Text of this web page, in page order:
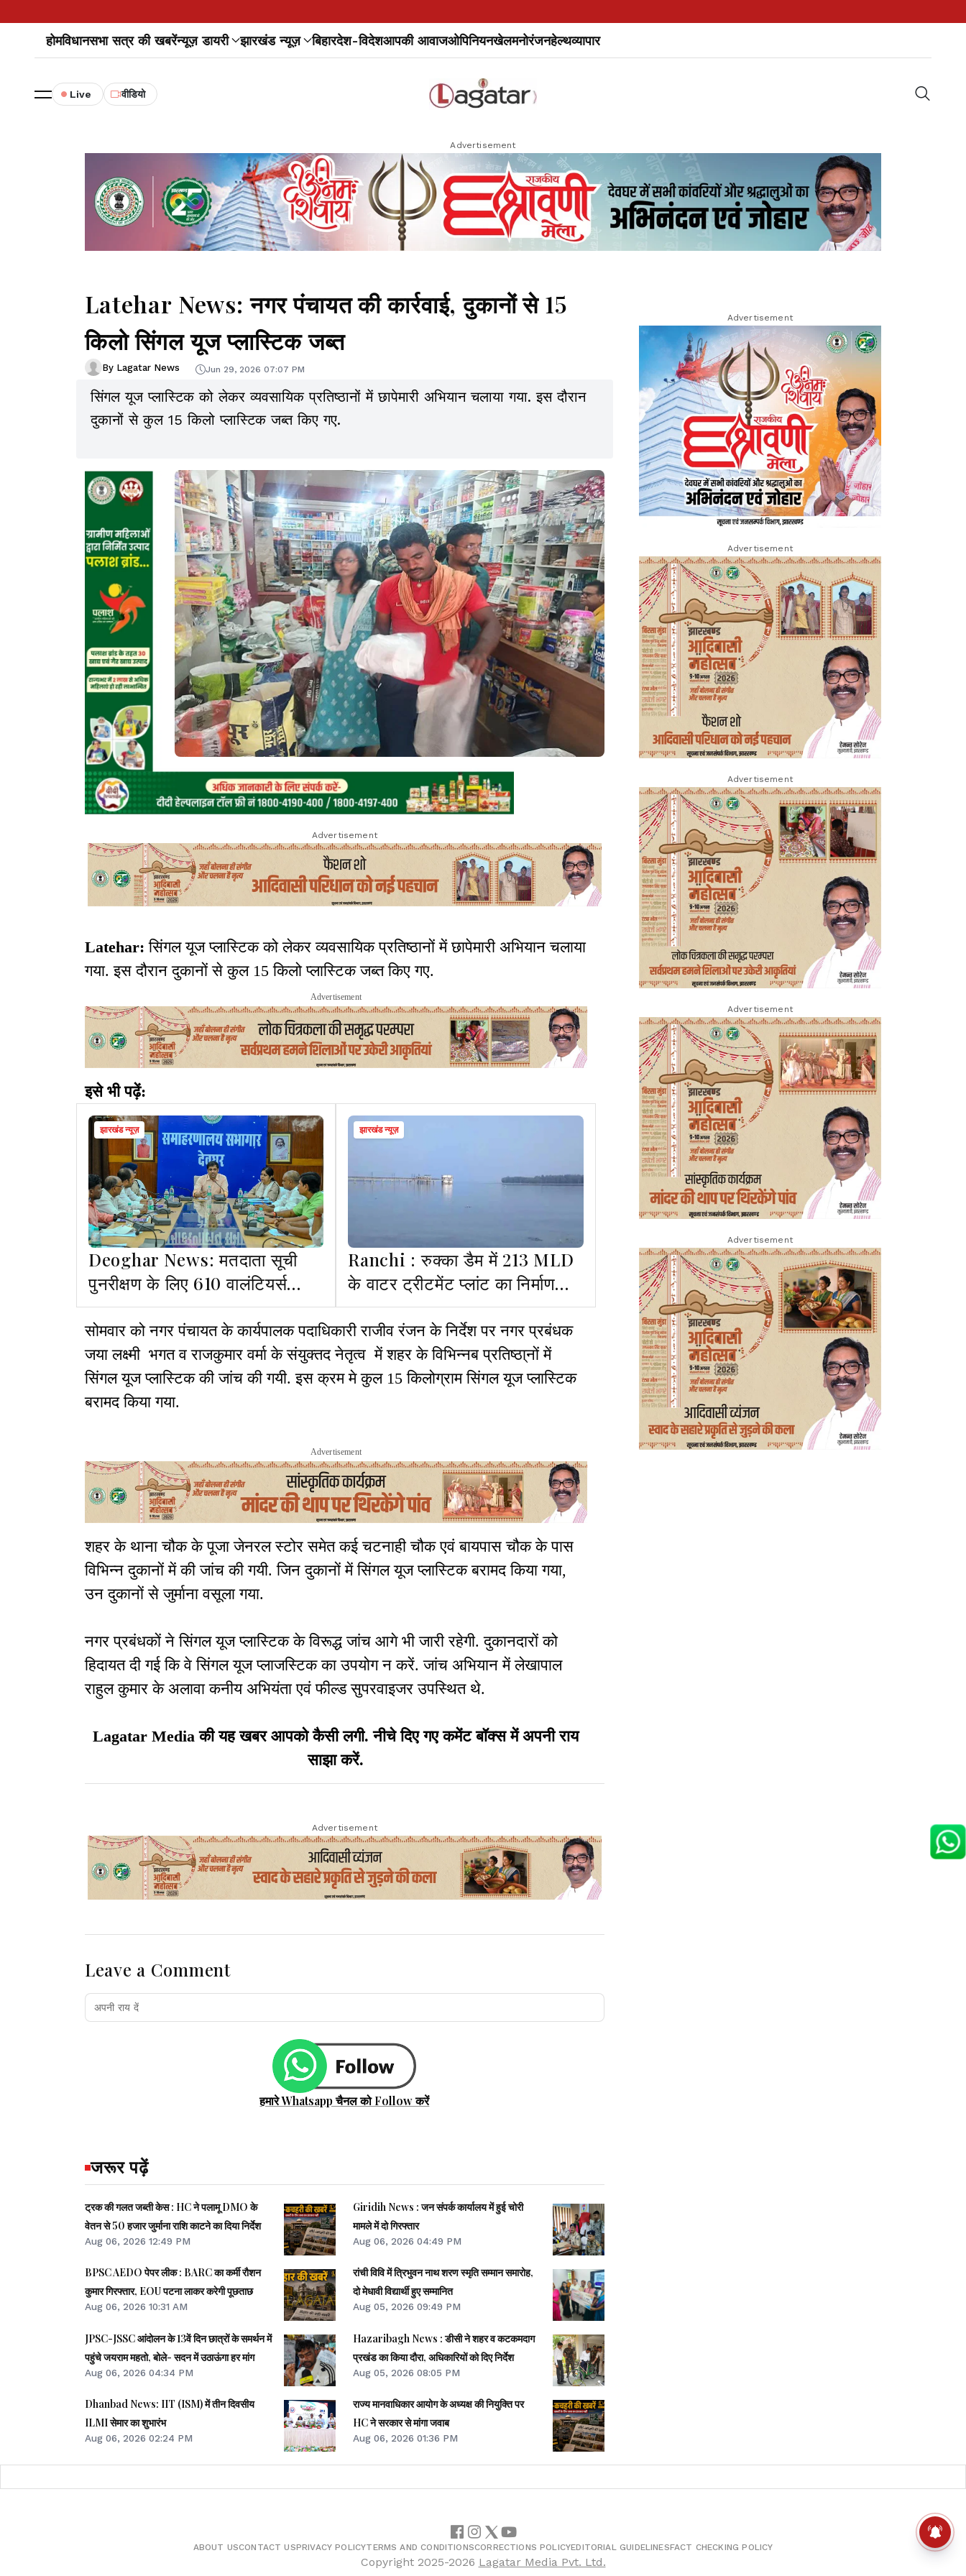
होमविधानसभा सत्र की खबरेंन्यूज़ डायरी झारखंड न्यूज़ बिहारदेश-विदेशआपकी आवाजओपिनियनखेलमनोरंजनहेल्थव्यापार
Live वीडियो
Advertisement
Latehar News: नगर पंचायत की कार्रवाई, दुकानों से 15
किलो सिंगल यूज प्लास्टिक जब्त
By Lagatar News Jun 29, 2026 07:07 PM
सिंगल यूज प्लास्टिक को लेकर व्यवसायिक प्रतिष्ठानों में छापेमारी अभियान चलाया गया. इस दौरान
दुकानों से कुल 15 किलो प्लास्टिक जब्त किए गए.
Advertisement
Latehar: सिंगल यूज प्लास्टिक को लेकर व्यवसायिक प्रतिष्ठानों में छापेमारी अभियान चलाया
गया. इस दौरान दुकानों से कुल 15 किलो प्लास्टिक जब्त किए गए.
Advertisement
इसे भी पढ़ें:
झारखंड न्यूज़
Deoghar News: मतदाता सूची
पुनरीक्षण के लिए 610 वालंटियर्स
प्रशिक्षित
झारखंड न्यूज़
Ranchi : रुक्का डैम में 213 MLD
के वाटर ट्रीटमेंट प्लांट का निर्माण
पूरा, जल्द जलापूर्ति शुरू होने की
संभावना
सोमवार को नगर पंचायत के कार्यपालक पदाधिकारी राजीव रंजन के निर्देश पर नगर प्रबंधक
जया लक्ष्मी भगत व राजकुमार वर्मा के संयुक्तद नेतृत्व में शहर के विभिन्नब प्रतिष्ठा्नों में
सिंगल यूज प्लास्टिक की जांच की गयी. इस क्रम मे कुल 15 किलोग्राम सिंगल यूज प्लास्टिक
बरामद किया गया.
Advertisement
शहर के थाना चौक के पूजा जेनरल स्टोर समेत कई चटनाही चौक एवं बायपास चौक के पास
विभिन्न दुकानों में की जांच की गयी. जिन दुकानों में सिंगल यूज प्लास्टिक बरामद किया गया,
उन दुकानों से जुर्माना वसूला गया.
नगर प्रबंधकों ने सिंगल यूज प्लास्टिक के विरूद्ध जांच आगे भी जारी रहेगी. दुकानदारों को
हिदायत दी गई कि वे सिंगल यूज प्लाजस्टिक का उपयोग न करें. जांच अभियान में लेखापाल
राहुल कुमार के अलावा कनीय अभियंता एवं फील्ड सुपरवाइजर उपस्थित थे.
Lagatar Media की यह खबर आपको कैसी लगी. नीचे दिए गए कमेंट बॉक्स में अपनी राय
साझा करें.
Advertisement
Leave a Comment
हमारे Whatsapp चैनल को Follow करें
जरूर पढ़ें
ट्रक की गलत जब्ती केस : HC ने पलामू DMO के
वेतन से 50 हजार जुर्माना राशि काटने का दिया निर्देश
Aug 06, 2026 12:49 PM
BPSC AEDO पेपर लीक : BARC का कर्मी रौशन
कुमार गिरफ्तार, EOU पटना लाकर करेगी पूछताछ
Aug 06, 2026 10:31 AM
JPSC-JSSC आंदोलन के 13वें दिन छात्रों के समर्थन में
पहुंचे जयराम महतो, बोले- सदन में उठाऊंगा हर मांग
Aug 06, 2026 04:34 PM
Dhanbad News: IIT (ISM) में तीन दिवसीय
ILMI सेमार का शुभारंभ
Aug 06, 2026 02:24 PM
Giridih News : जन संपर्क कार्यालय में हुई चोरी
मामले में दो गिरफ्तार
Aug 06, 2026 04:49 PM
रांची विवि में त्रिभुवन नाथ शरण स्मृति सम्मान समारोह,
दो मेधावी विद्यार्थी हुए सम्मानित
Aug 05, 2026 09:49 PM
Hazaribagh News : डीसी ने शहर व कटकमदाग
प्रखंड का किया दौरा, अधिकारियों को दिए निर्देश
Aug 05, 2026 08:05 PM
राज्य मानवाधिकार आयोग के अध्यक्ष की नियुक्ति पर
HC ने सरकार से मांगा जवाब
Aug 06, 2026 01:36 PM
Advertisement
Advertisement
Advertisement
Advertisement
Advertisement
ABOUT USCONTACT USPRIVACY POLICYTERMS AND CONDITIONSCORRECTIONS POLICYEDITORIAL GUIDELINESFACT CHECKING POLICY
Copyright 2025-2026 Lagatar Media Pvt. Ltd.